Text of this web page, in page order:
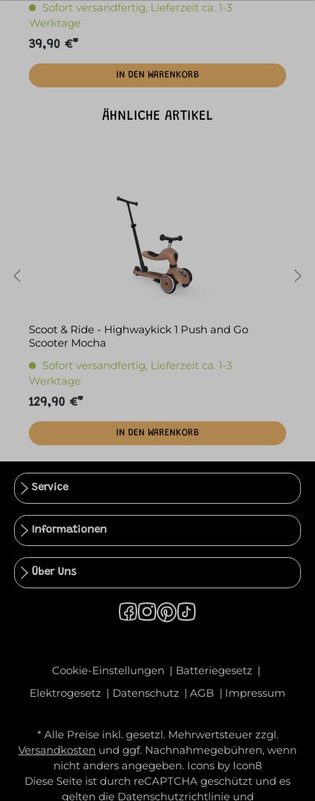
Sofort versandfertig, Lieferzeit ca. 1-3
Werktage
39,90 €*
IN DEN WARENKORB
ÄHNLICHE ARTIKEL
Scoot & Ride - Highwaykick 1 Push and Go
Scooter Mocha
Sofort versandfertig, Lieferzeit ca. 1-3
Werktage
129,90 €*
IN DEN WARENKORB
Service
Informationen
Über Uns
Cookie-Einstellungen
Batteriegesetz
Elektrogesetz
Datenschutz AGB Impressum
* Alle Preise inkl. gesetzl. Mehrwertsteuer zzgl.
Versandkosten und ggf. Nachnahmegebühren, wenn
nicht anders angegeben. Icons by Icon8
Diese Seite ist durch reCAPTCHA geschützt und es
gelten die Datenschutzrichtlinieund